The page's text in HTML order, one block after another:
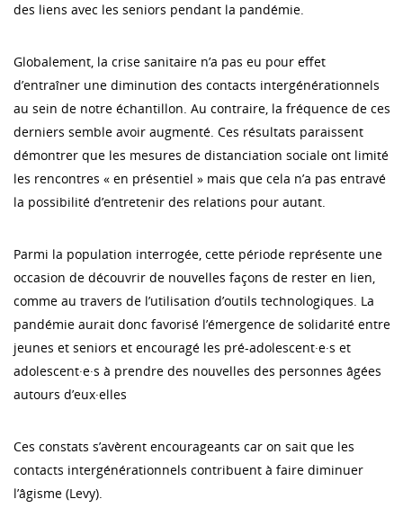
des liens avec les seniors pendant la pandémie.
Globalement, la crise sanitaire n’a pas eu pour effet
d’entraîner une diminution des contacts intergénérationnels
au sein de notre échantillon. Au contraire, la fréquence de ces
derniers semble avoir augmenté. Ces résultats paraissent
démontrer que les mesures de distanciation sociale ont limité
les rencontres « en présentiel » mais que cela n’a pas entravé
la possibilité d’entretenir des relations pour autant.
Parmi la population interrogée, cette période représente une
occasion de découvrir de nouvelles façons de rester en lien,
comme au travers de l’utilisation d’outils technologiques. La
pandémie aurait donc favorisé l’émergence de solidarité entre
jeunes et seniors et encouragé les pré-adolescent·e·s et
adolescent·e·s à prendre des nouvelles des personnes âgées
autours d’eux·elles
Ces constats s’avèrent encourageants car on sait que les
contacts intergénérationnels contribuent à faire diminuer
l’âgisme (Levy).